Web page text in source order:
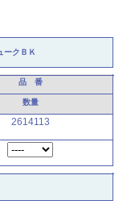
クＢＫ
品 番
数量
2614113